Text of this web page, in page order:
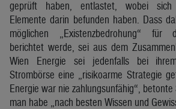
geprüft haben, entlastet, wobei sich
Elemente darin befunden haben. Dass
möglichen „Existenzbedrohung“ für
berichtet werde, sei aus dem
Wien Energie sei jedenfalls bei
Strombörse eine „risikoarme Strategie
Energie war nie zahlungsunfähig“, betonte
man habe „nach besten Wissen und